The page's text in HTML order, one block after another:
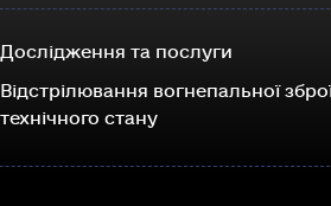
Дослідження та послуги
Відстрілювання вогнепальної
технічного стану